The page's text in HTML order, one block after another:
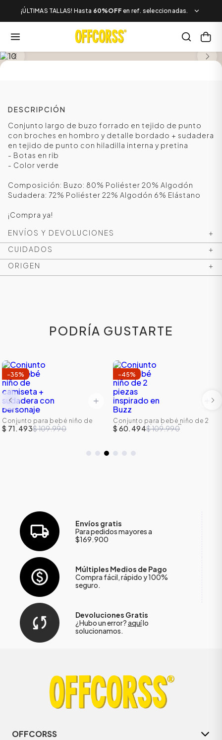
¡ÚLTIMAS TALLAS! Hasta 60%OFF en ref. seleccionadas.
DESCRIPCIÓN
Conjunto largo de buzo forrado en tejido de punto
con broches en hombro y detalle bordado + sudadera
en tejido de punto con hiladilla interna y pretina
- Botas en rib
- Color verde
Composición: Buzo: 80% Poliéster 20% Algodón
Sudadera: 72% Poliéster 22% Algodón 6% Elástano
¡Compra ya!
ENVÍOS Y DEVOLUCIONES
+
CUIDADOS
+
ORIGEN
+
PODRÍA GUSTARTE
-35%
Conjunto para bebé niño de
camiseta + sudadera con
personaje
$ 71.493$ 109.990
-45%
Conjunto para bebé niño de 2
piezas inspirado en Buzz
$ 60.494$ 109.990
Envíos gratis
Para pedidos mayores a
$169.900
Múltiples Medios de Pago
Compra fácil, rápido y 100%
seguro.
Devoluciones Gratis
¿Hubo un error?aquílo
solucionamos.
OFFCORSS